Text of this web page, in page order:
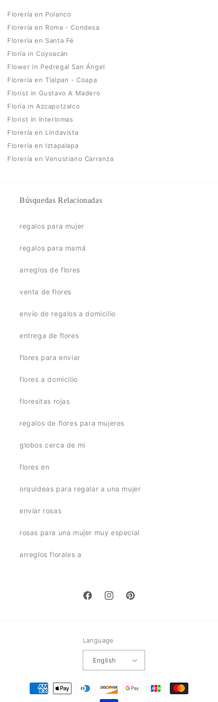
Florería en Polanco
Florería en Roma - Condesa
Florerìa en Santa Fé
Floría in Coyoacán
Flower in Pedregal San Ángel
Florería en Tlalpan - Coapa
Florist in Gustavo A Madero
Floría in Azcapotzalco
Florist in Interlomas
Florería en Lindavista
Florería en Iztapalapa
Florería en Venustiano Carranza
Búsquedas Relacionadas
regalos para mujer
regalos para mamá
arreglos de flores
venta de flores
envío de regalos a domicilio
entrega de flores
flores para enviar
flores a domicilio
floresitas rojas
regalos de flores para mujeres
globos cerca de mi
flores en
orquideas para regalar a una mujer
enviar rosas
rosas para una mujer muy especial
arreglos florales a
FacebookInstagramPinterest
Language
English
Payment
methods